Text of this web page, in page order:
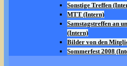
Sonstige Treffen
MTT (Intern)
Samstagstreffen an
(Intern)
Bilder von den
Sommerfest 2008